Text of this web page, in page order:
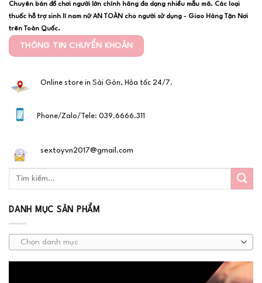
Chuyên bán đồ chơi người lớn chính hãng đa dạng nhiều mẫu mã. Các loại
thuốc hỗ trợ sinh lí nam nữ AN TOÀN cho người sử dụng - Giao Hàng Tận Nơi
trên Toàn Quốc.
THÔNG TIN CHUYỂN KHOẢN
Online store in Sài Gòn, Hỏa tốc 24/7.
Phone/Zalo/Tele: 039.6666.311
sextoyvn2017@gmail.com
DANH MỤC SẢN PHẨM
Chọn danh mục